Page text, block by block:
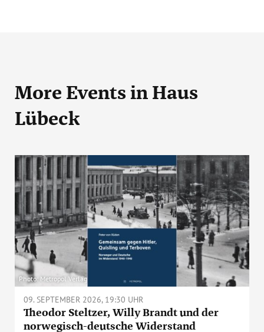
More Events in Haus
Lübeck
Photo: Metropol Verlag
09. SEPTEMBER 2026, 19:30 UHR
Theodor Steltzer, Willy Brandt und der
norwegisch-deutsche Widerstand